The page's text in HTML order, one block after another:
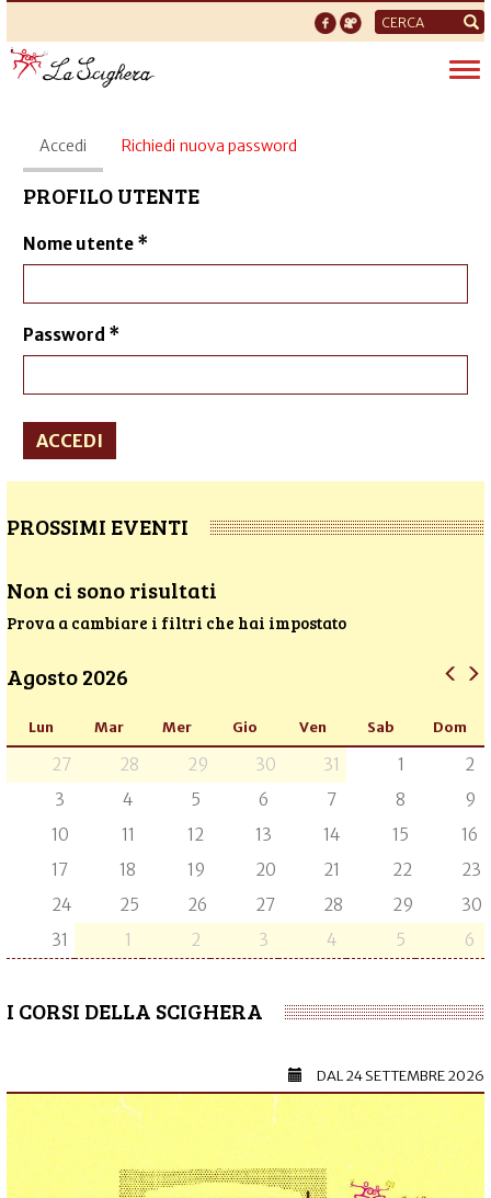
Form
di
ricerca
Schede
primarie
Accedi (scheda
attiva)
Richiedi nuova password
PROFILO UTENTE
Nome utente *
Password *
ACCEDI
PROSSIMI EVENTI
Non ci sono risultati
Prova a cambiare i filtri che hai impostato
Agosto 2026
Lun Mar Mer Gio Ven Sab Dom
27 28 29 30 31 1
2
3
4 5 6 7 8
9
10
11 12 13 14 15
16
17
18 19 20 21 22
23
24
25 26 27 28 29
30
31
1 2 3 4 5 6
I CORSI DELLA SCIGHERA
DAL24 SETTEMBRE 2026